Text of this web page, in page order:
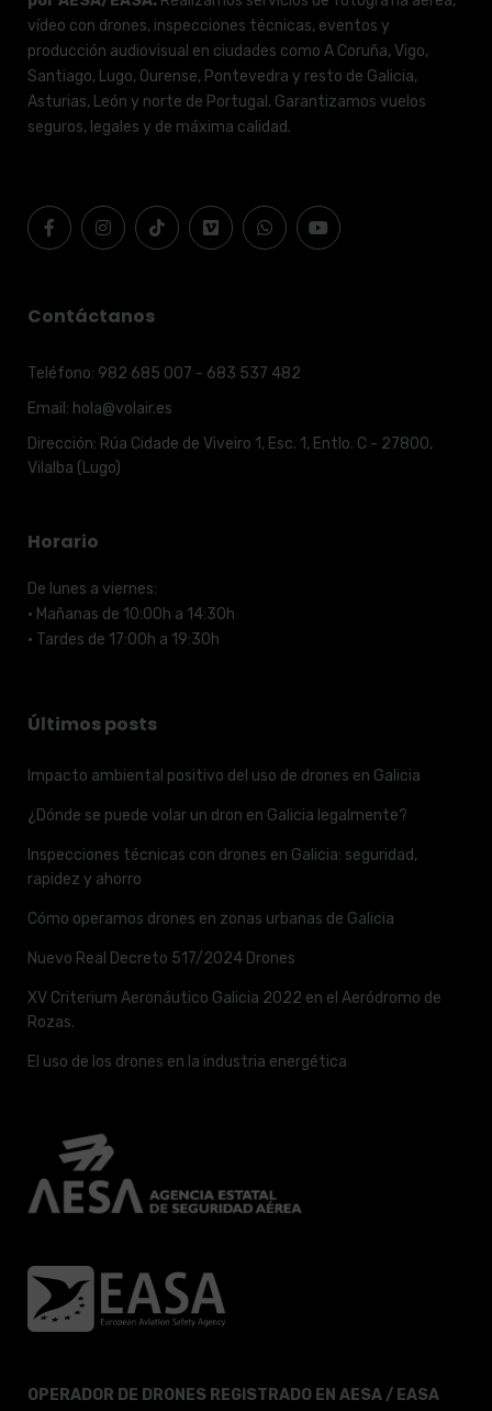
vídeo con drones, inspecciones técnicas, eventos y
producción audiovisual en ciudades como A Coruña, Vigo,
Santiago, Lugo, Ourense, Pontevedra y resto de Galicia,
Asturias, León y norte de Portugal. Garantizamos vuelos
seguros, legales y de máxima calidad.
Contáctanos
Teléfono: 982 685 007 - 683 537 482
Email: hola@volair.es
Dirección: Rúa Cidade de Viveiro 1, Esc. 1, Entlo. C - 27800,
Vilalba (Lugo)
Horario
De lunes a viernes:
· Mañanas de 10:00h a 14:30h
· Tardes de 17:00h a 19:30h
Últimos posts
Impacto ambiental positivo del uso de drones en Galicia
¿Dónde se puede volar un dron en Galicia legalmente?
Inspecciones técnicas con drones en Galicia: seguridad,
rapidez y ahorro
Cómo operamos drones en zonas urbanas de Galicia
Nuevo Real Decreto 517/2024 Drones
XV Criterium Aeronáutico Galicia 2022 en el Aeródromo de
Rozas.
El uso de los drones en la industria energética
OPERADOR DE DRONES REGISTRADO EN AESA / EASA